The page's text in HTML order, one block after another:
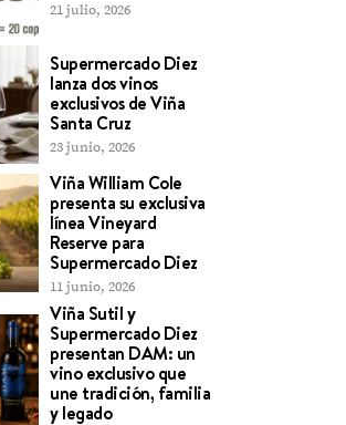
21 julio, 2026
Supermercado Diez
lanza dos vinos
exclusivos de Viña
Santa Cruz
23 junio, 2026
Viña William Cole
presenta su exclusiva
línea Vineyard
Reserve para
Supermercado Diez
11 junio, 2026
Viña Sutil y
Supermercado Diez
presentan DAM: un
vino exclusivo que
une tradición, familia
y legado